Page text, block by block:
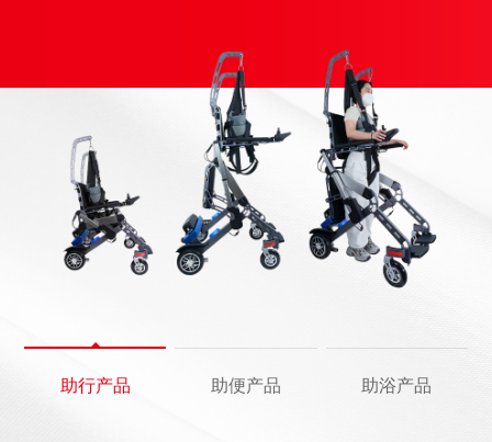
助行产品 助便产品 助浴产品